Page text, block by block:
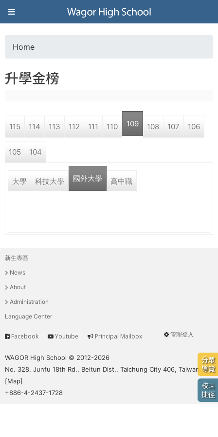
Jump to navigation
葳
格
高
學
培
養
具
國
移
動
的
世
界
公
o
a
r
e
r
e
Home
升學金榜
115 114 113 112 111 110 109 108 107 106
105 104
大學 科技大學 國外大學 高中職
分眾
導覽
校區
捷徑
主
選
單
新生專區
News
About
Administration
Language Center
User
管理登入
Service
Facebook Youtube Principal Mailbox
WAGOR High School © 2012-2026
No. 328, Junfu 18th Rd., Beitun Dist., Taichung City 406, Taiwan
[Map]
+886-4-2437-1728